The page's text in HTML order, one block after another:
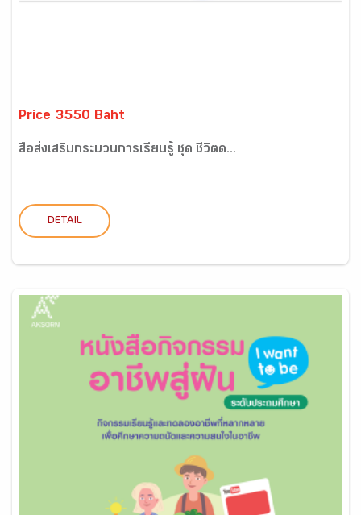
Price 3550 Baht
สื่อส่งเสริมกระบวนการเรียนรู้ ชุด ชีวิตด...
DETAIL